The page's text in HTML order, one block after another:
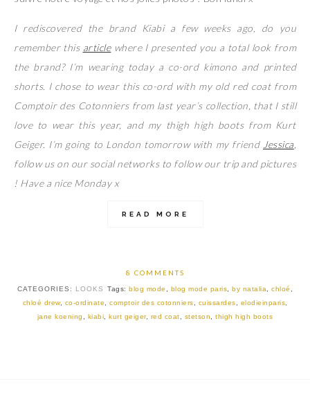
I rediscovered the brand Kiabi a few weeks ago, do you
remember this articlewhere I presented you a total look from
the brand? I’m wearing today a co-ord kimono and printed
shorts. I chose to wear this co-ord with my old red coat from
Comptoir des Cotonniers from last year’s collection, that I still
love to wear this year, and my thigh high boots from Kurt
Geiger. I’m going to London tomorrow with my friend Jessica
follow us on our social networks to follow our trip and pictures
! Have a nice Monday x
READ MORE
8 COMMENTS
CATEGORIES: LOOKS Tags: blog mode blog mode paris by natalia chloé
chloé drew, co-ordinate comptoir des cotonniers cuissardes elodieinparis
jane koening
kiabi ,kurt geiger, red coat stetson ,thigh high boots